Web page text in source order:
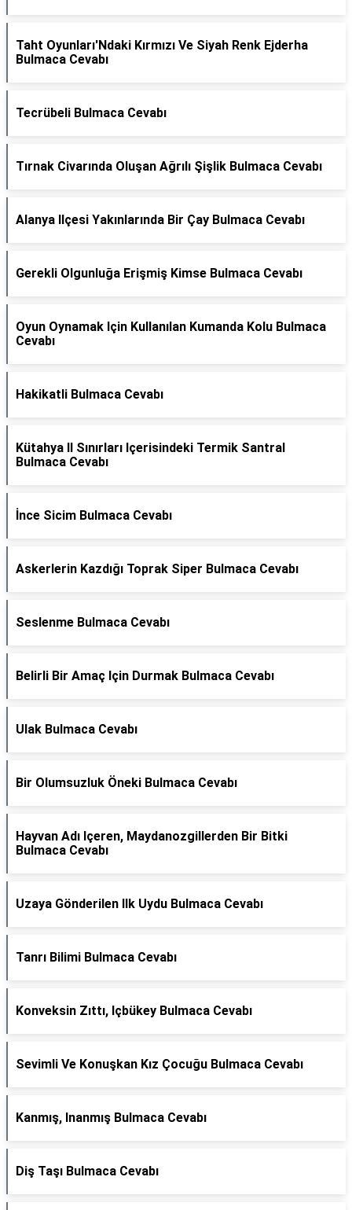
Taht Oyunları'Ndaki Kırmızı Ve Siyah Renk Ejderha
Bulmaca Cevabı
Tecrübeli Bulmaca Cevabı
Tırnak Civarında Oluşan Ağrılı Şişlik Bulmaca Cevabı
Alanya Ilçesi Yakınlarında Bir Çay Bulmaca Cevabı
Gerekli Olgunluğa Erişmiş Kimse Bulmaca Cevabı
Oyun Oynamak Için Kullanılan Kumanda Kolu Bulmaca
Cevabı
Hakikatli Bulmaca Cevabı
Kütahya Il Sınırları Içerisindeki Termik Santral
Bulmaca Cevabı
İnce Sicim Bulmaca Cevabı
Askerlerin Kazdığı Toprak Siper Bulmaca Cevabı
Seslenme Bulmaca Cevabı
Belirli Bir Amaç Için Durmak Bulmaca Cevabı
Ulak Bulmaca Cevabı
Bir Olumsuzluk Öneki Bulmaca Cevabı
Hayvan Adı Içeren, Maydanozgillerden Bir Bitki
Bulmaca Cevabı
Uzaya Gönderilen Ilk Uydu Bulmaca Cevabı
Tanrı Bilimi Bulmaca Cevabı
Konveksin Zıttı, Içbükey Bulmaca Cevabı
Sevimli Ve Konuşkan Kız Çocuğu Bulmaca Cevabı
Kanmış, Inanmış Bulmaca Cevabı
Diş Taşı Bulmaca Cevabı